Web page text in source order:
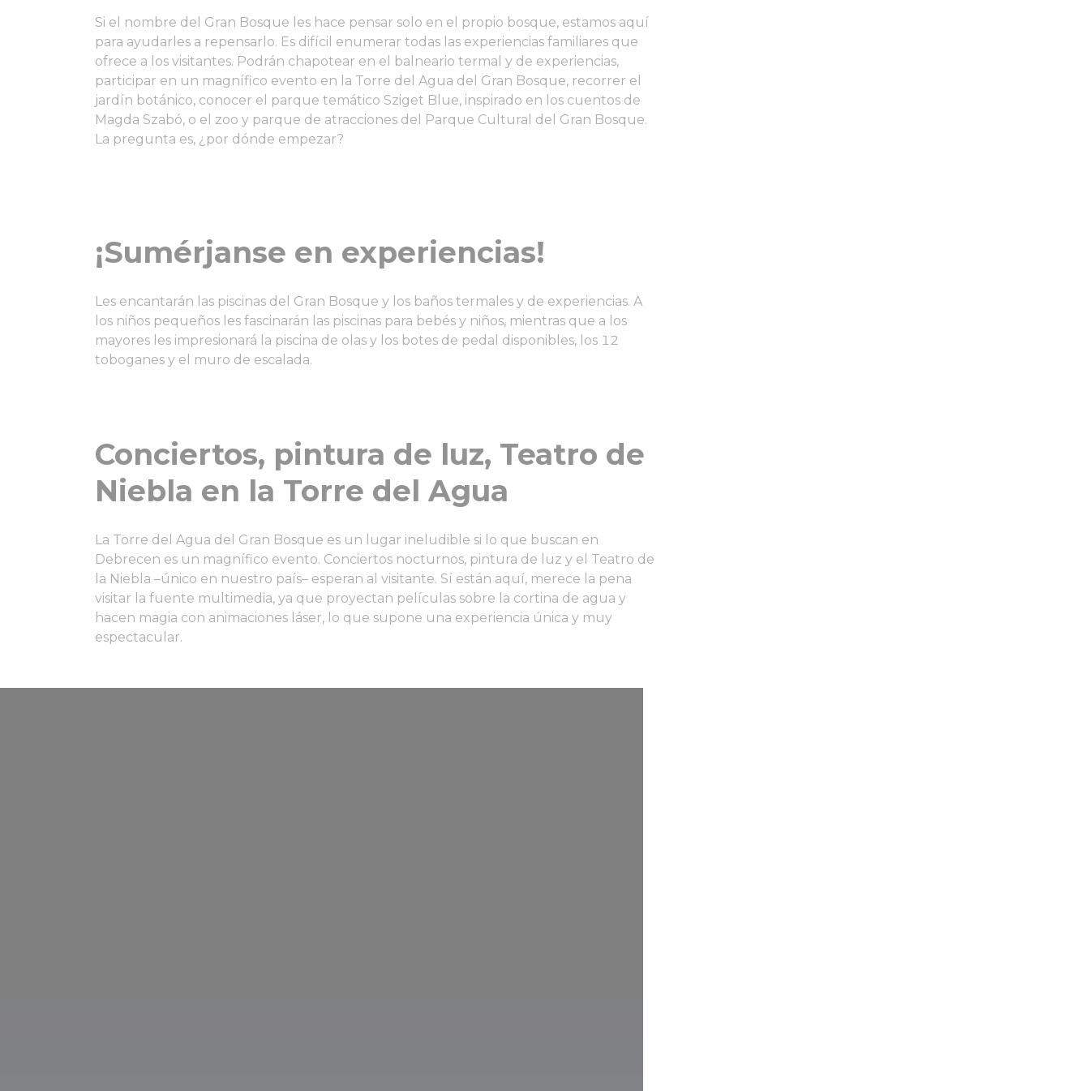
Si el nombre del Gran Bosque les hace pensar solo en el propio bosque, estamos aquí
para ayudarles a repensarlo. Es difícil enumerar todas las experiencias familiares que
ofrece a los visitantes. Podrán chapotear en el balneario termal y de experiencias,
participar en un magnífico evento en la Torre del Agua del Gran Bosque, recorrer el
jardín botánico, conocer el parque temático Sziget Blue, inspirado en los cuentos de
Magda Szabó, o el zoo y parque de atracciones del Parque Cultural del Gran Bosque.
La pregunta es, ¿por dónde empezar?
¡Sumérjanse en experiencias!
Les encantarán las piscinas del Gran Bosque y los baños termales y de experiencias. A
los niños pequeños les fascinarán las piscinas para bebés y niños, mientras que a los
mayores les impresionará la piscina de olas y los botes de pedal disponibles, los 12
toboganes y el muro de escalada.
Conciertos, pintura de luz, Teatro de
Niebla en la Torre del Agua
La Torre del Agua del Gran Bosque es un lugar ineludible si lo que buscan en
Debrecen es un magnífico evento. Conciertos nocturnos, pintura de luz y el Teatro de
la Niebla –único en nuestro país– esperan al visitante. Sí están aquí, merece la pena
visitar la fuente multimedia, ya que proyectan películas sobre la cortina de agua y
hacen magia con animaciones láser, lo que supone una experiencia única y muy
espectacular.